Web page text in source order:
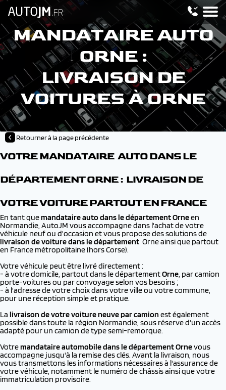
MANDATAIRE AUTO
ORNE :
LIVRAISON DE
VOITURES À ORNE
Retourner à la page précédente
VOTRE MANDATAIRE AUTO DANS LE
DÉPARTEMENT ORNE : LIVRAISON DE
VOTRE VOITURE PARTOUT EN FRANCE
En tant quemandataire auto dans le département Orneen
Normandie, AutoJM vous accompagne dans l'achat de votre
véhicule neuf ou d'occasion et vous propose des solutions de
livraison de voiture dans le département Orne ainsi que partout
en France métropolitaine (hors Corse).
Votre véhicule peut être livré directement :
- à votre domicile, partout dans le départementOrne, par camion
porte-voitures ou par convoyage selon vos besoins ;
- à l'adresse de votre choix dans votre ville ou votre commune,
pour une réception simple et pratique.
La livraison de votre voiture neuve par camion est également
possible dans toute la région Normandie, sous réserve d'un accès
adapté pour un camion de type semi-remorque.
Votremandataire automobile dans le département Ornevous
accompagne jusqu'à la remise des clés. Avant la livraison, nous
vous transmettons les informations nécessaires à l'assurance de
votre véhicule, notamment le numéro de châssis ainsi que votre
immatriculation provisoire.